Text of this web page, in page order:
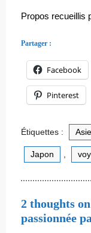
Propos recueillis
Partager :
Facebook
Pinterest
Étiquettes : Asie
Japon
2 thoughts
passionnée